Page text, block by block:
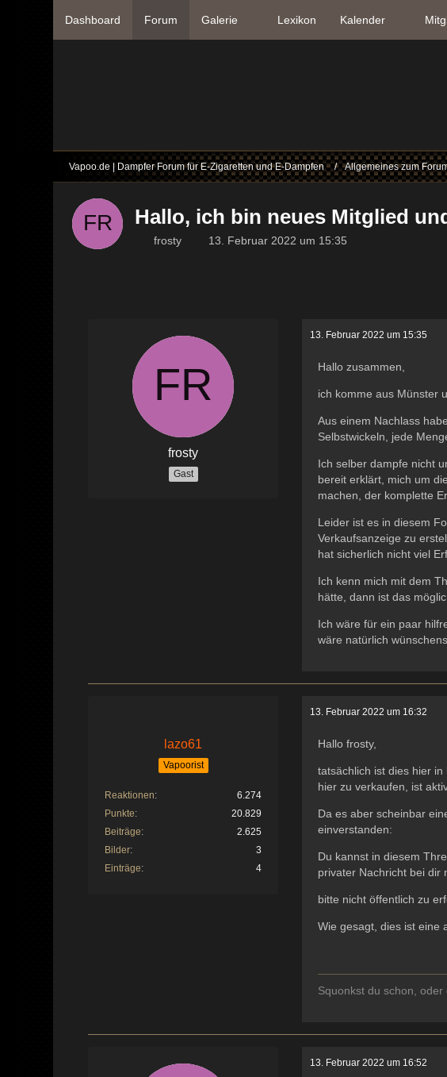
Dashboard Forum Galerie Lexikon Kalender
Vapoo.de | Dampfer Forum für E-Zigaretten und E-Dampfen Allgemeines zum
Hallo, ich bin neues Mitglied
frosty 13. Februar 2022 um 15:35
frosty
Gast
13. Februar 2022 um 15:35
Hallo zusammen,
ich komme aus Münster
Aus einem Nachlass
Selbstwickeln, jede
Ich selber dampfe nicht
bereit erklärt, mich um
machen, der komplette
Leider ist es in diesem
Verkaufsanzeige zu
hat sicherlich nicht viel
Ich kenn mich mit dem
hätte, dann ist das
Ich wäre für ein paar
wäre natürlich
lazo61
Vapoorist
Reaktionen
6.274
Punkte
20.829
Beiträge
2.625
Bilder
3
Einträge
4
13. Februar 2022 um 16:32
Hallo frosty,
tatsächlich ist dies hier
hier zu verkaufen, ist
Da es aber scheinbar
einverstanden:
Du kannst in diesem
privater Nachricht bei dir
bitte nicht öffentlich zu
Wie gesagt, dies ist eine
Squonkst du schon,
13. Februar 2022 um 16:52